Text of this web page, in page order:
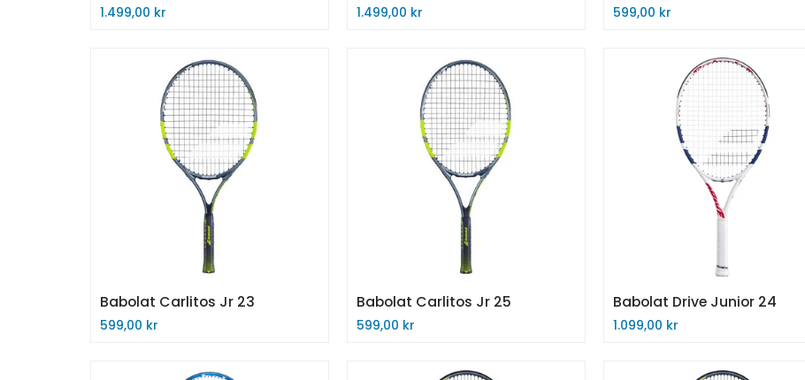
1.499,00 kr 1.499,00 kr 599,00 kr
Babolat Carlitos Jr 23
599,00 kr
Babolat Carlitos Jr 25
599,00 kr
Babolat Drive Junior 24
1.099,00 kr